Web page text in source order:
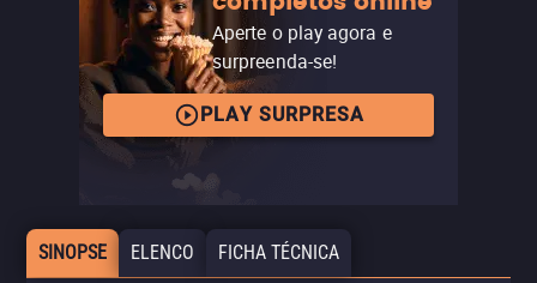
Aperte o play agora e
surpreenda-se!
PLAY SURPRESA
SINOPSE ELENCO FICHA TÉCNICA